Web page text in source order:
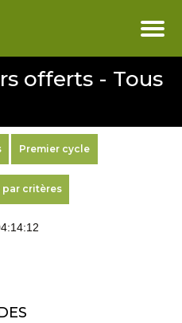
offerts - Tous
Premier cycle
par critères